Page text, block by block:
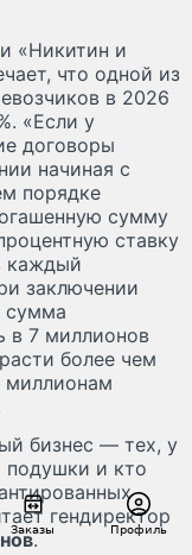
Заказы Профиль
«Никитин и
что одной из
в 2026
«Если у
договоры
начиная с
порядке
сумму
ставку
каждый
заключении
сумма
в 7 миллионов
более чем
миллионам
бизнес — тех, у
подушки и кто
гендиректор
.